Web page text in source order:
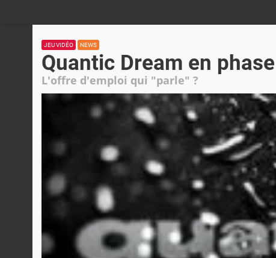
JEU VIDÉO NEWS
Quantic Dream en
L'offre d'emploi qui "parle" ?